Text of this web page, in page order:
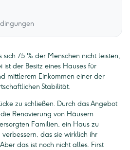
sich 75 % der Menschen nicht leisten,
der Besitz eines Hauses für
mittlerem Einkommen einer der
Stabilität.
zu schließen. Durch das Angebot
Renovierung von Häusern
Familien, ein Haus zu
das sie wirklich ihr
das ist noch nicht alles. First